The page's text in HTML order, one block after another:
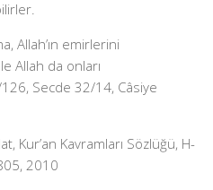
Allah’ın emirlerini
Allah da onları
Secde 32/14, Câsiye
Kur’an Kavramları Sözlüğü, H-
2010